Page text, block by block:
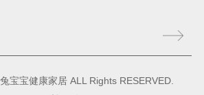
宝宝健康家居 ALL Rights RESERVED.